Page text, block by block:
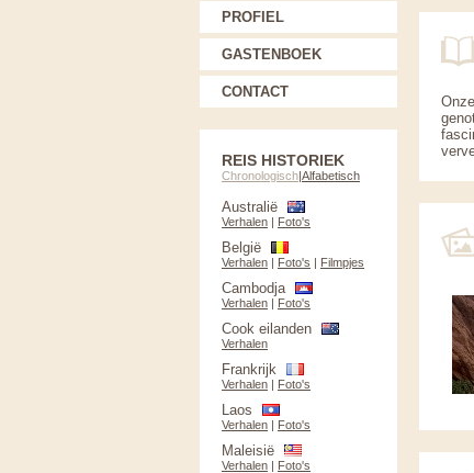
PROFIEL
GASTENBOEK
CONTACT
REIS HISTORIEK
Chronologisch|Alfabetisch
Australië
Verhalen | Foto's
België
Verhalen | Foto's | Filmpjes
Cambodja
Verhalen | Foto's
Cook eilanden
Verhalen
Frankrijk
Verhalen | Foto's
Laos
Verhalen | Foto's
Maleisië
Verhalen | Foto's